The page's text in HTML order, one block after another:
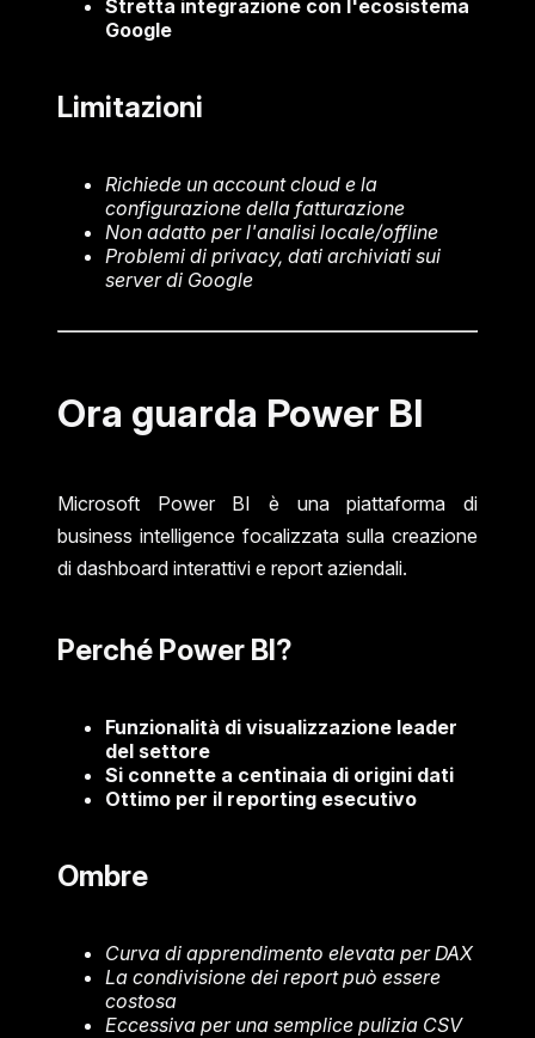
Stretta integrazione con l'ecosistema
Google
Limitazioni
Richiede un account cloud e la
configurazione della fatturazione
Non adatto per l'analisi locale/offline
Problemi di privacy, dati archiviati sui
server di Google
Ora guarda Power BI
Microsoft Power BI è una piattaforma di
business intelligence focalizzata sulla creazione
di dashboard interattivi e report aziendali.
Perché Power BI?
Funzionalità di visualizzazione leader
del settore
Si connette a centinaia di origini dati
Ottimo per il reporting esecutivo
Ombre
Curva di apprendimento elevata per DAX
La condivisione dei report può essere
costosa
Eccessiva per una semplice pulizia CSV